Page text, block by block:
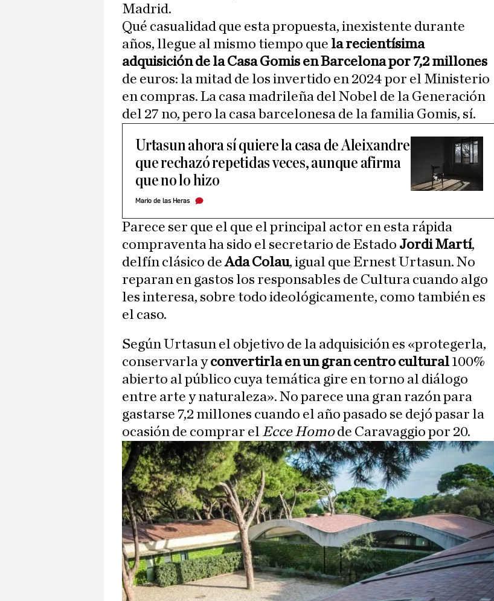
Madrid.
Qué casualidad que esta propuesta, inexistente durante
años, llegue al mismo tiempo que la recientísima
adquisición de la Casa Gomis en Barcelona por 7,2 millones
de euros: la mitad de los invertido en 2024 por el Ministerio
en compras. La casa madrileña del Nobel de la Generación
del 27 no, pero la casa barcelonesa de la familia Gomis, sí.
Urtasun ahora sí quiere la casa de Aleixandre
que rechazó repetidas veces, aunque afirma
que no lo hizo
Mario de las Heras
Parece ser que el que el principal actor en esta rápida
compraventa ha sido el secretario de Estado Jordi Martí,
delfín clásico deAda Colau, igual que Ernest Urtasun. No
reparan en gastos los responsables de Cultura cuando algo
les interesa, sobre todo ideológicamente, como también es
el caso.
Según Urtasun el objetivo de la adquisición es «protegerla,
conservarla yconvertirla en un gran centro cultural 100%
abierto al público cuya temática gire en torno al diálogo
entre arte y naturaleza». No parece una gran razón para
gastarse 7,2 millones cuando el año pasado se dejó pasar la
ocasión de comprar el Ecce Homode Caravaggio por 20.